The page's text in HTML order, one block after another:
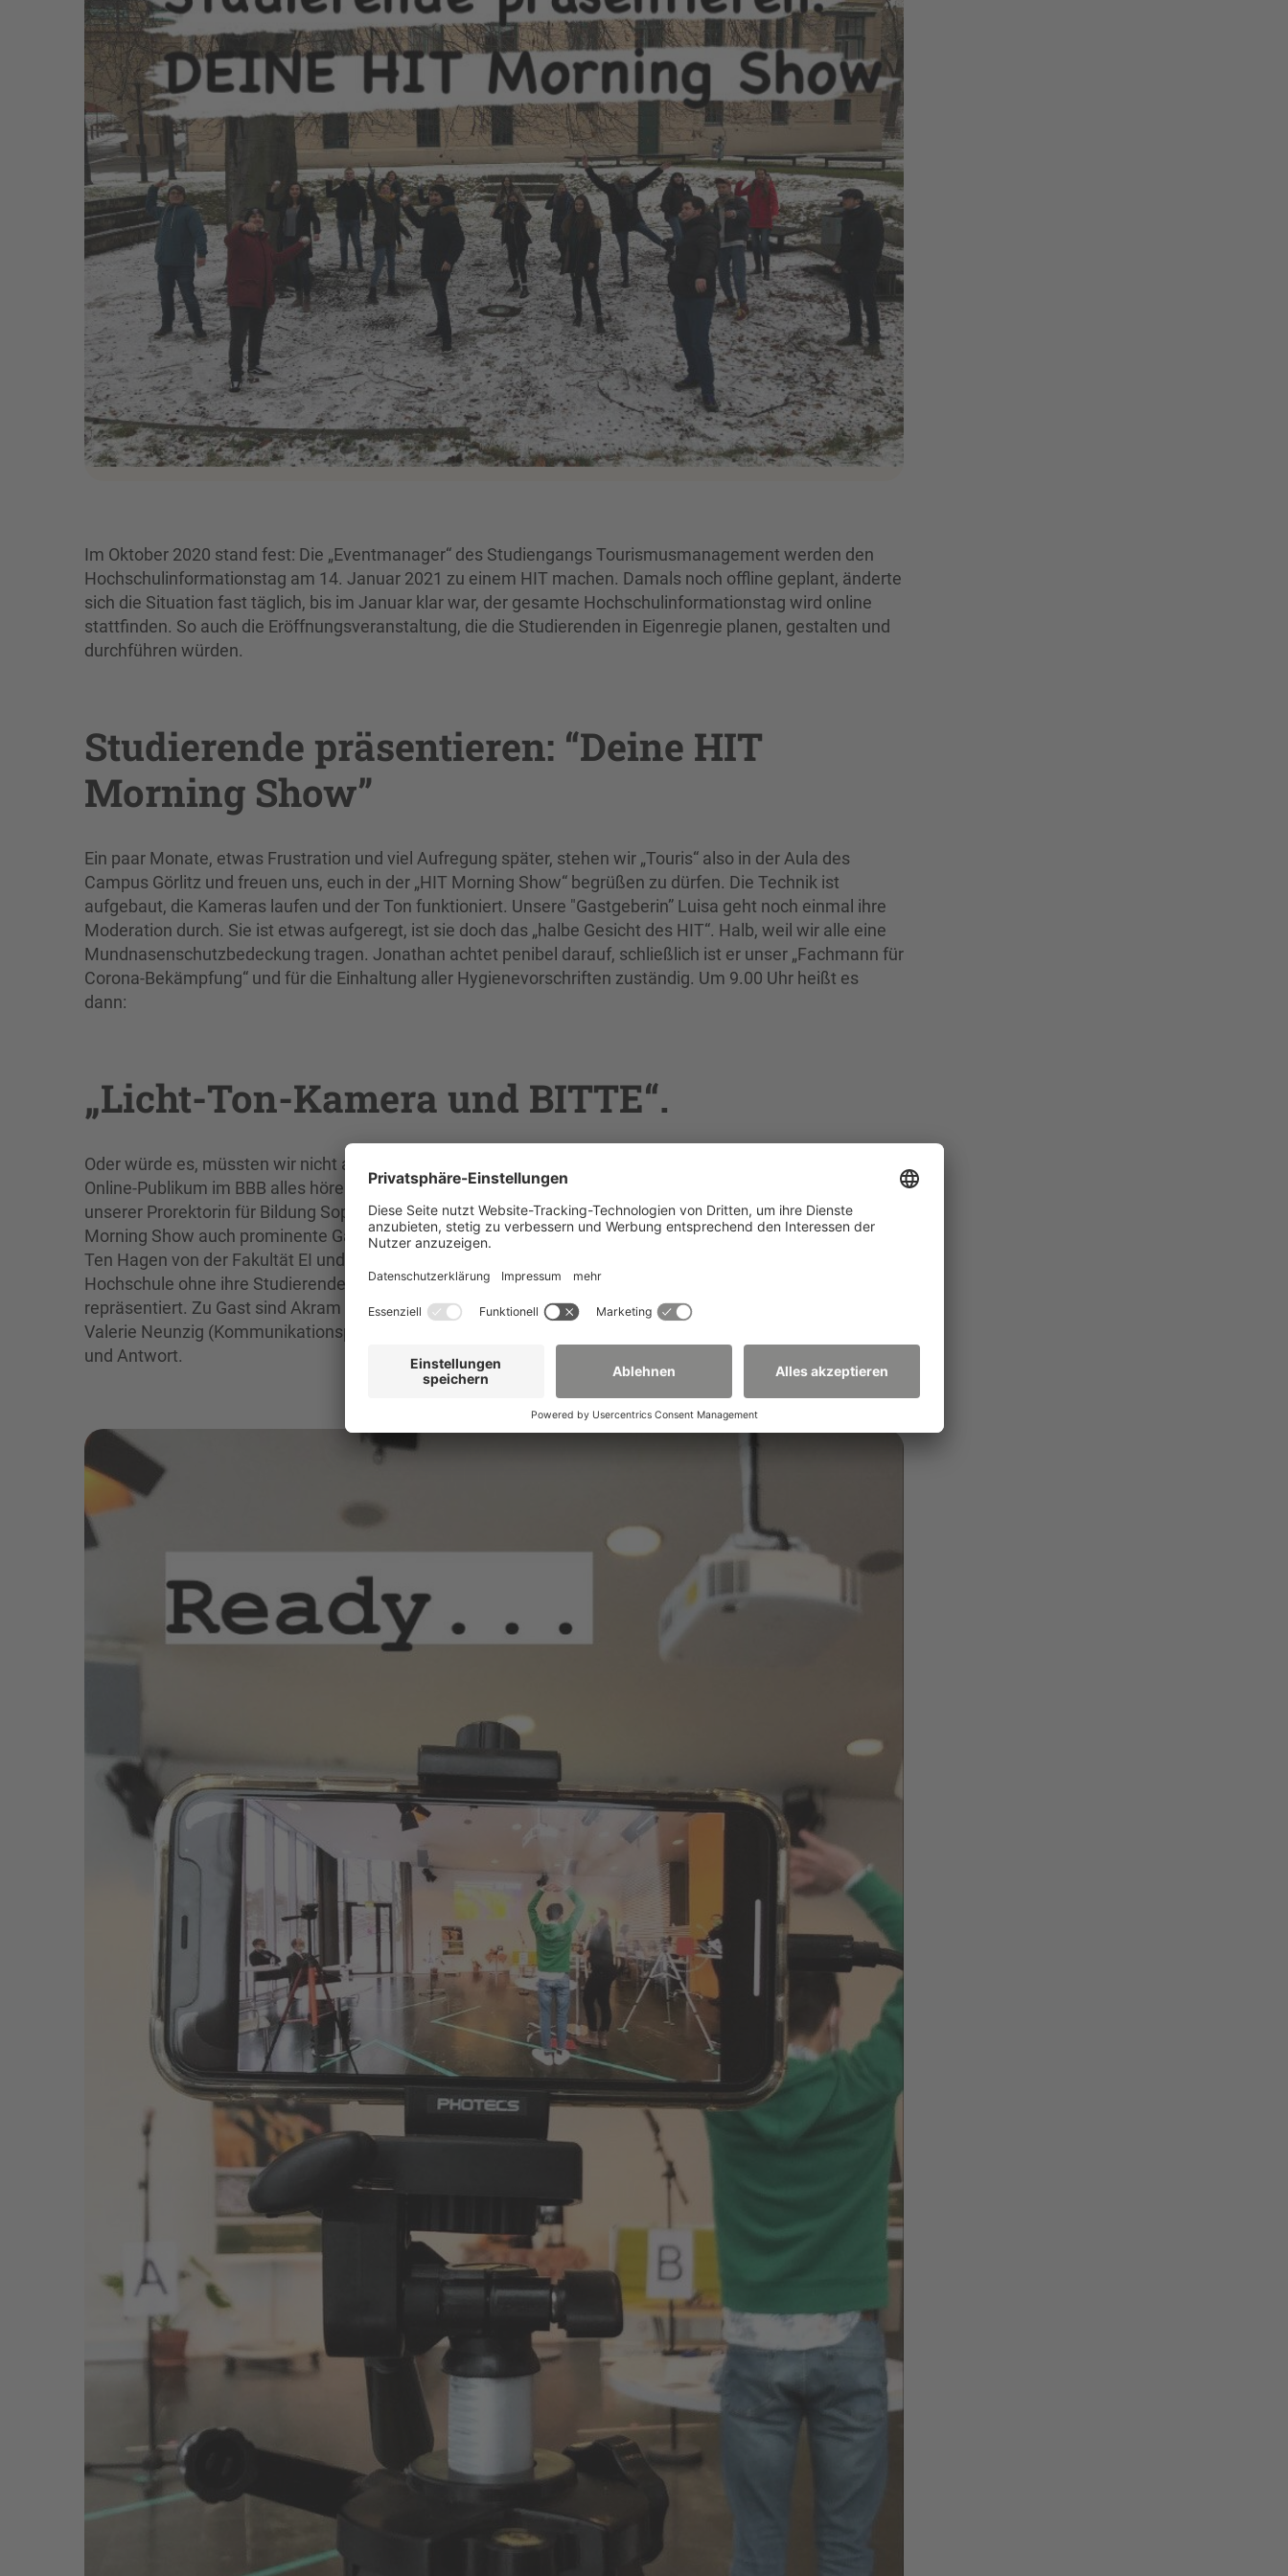
Im Oktober 2020 stand fest: Die „Eventmanager“ des Studiengangs Tourismusmanagement werden den
Hochschulinformationstag am 14. Januar 2021 zu einem HIT machen. Damals noch offline geplant, änderte
sich die Situation fast täglich, bis im Januar klar war, der gesamte Hochschulinformationstag wird online
stattfinden. So auch die Eröffnungsveranstaltung, die die Studierenden in Eigenregie planen, gestalten und
durchführen würden.
Studierende präsentieren: “Deine HIT
Morning Show”
Ein paar Monate, etwas Frustration und viel Aufregung später, stehen wir „Touris“ also in der Aula des
Campus Görlitz und freuen uns, euch in der „HIT Morning Show“ begrüßen zu dürfen. Die Technik ist
aufgebaut, die Kameras laufen und der Ton funktioniert. Unsere "Gastgeberin” Luisa geht noch einmal ihre
Moderation durch. Sie ist etwas aufgeregt, ist sie doch das „halbe Gesicht des HIT“. Halb, weil wir alle eine
Mundnasenschutzbedeckung tragen. Jonathan achtet penibel darauf, schließlich ist er unser „Fachmann für
Corona-Bekämpfung“ und für die Einhaltung aller Hygienevorschriften zuständig. Um 9.00 Uhr heißt es
dann:
„Licht-Ton-Kamera und BITTE“.
Oder würde es, müssten wir nicht alle mucksmäuschenstill sein, da die Mikrofone im Raum und somit das
Online-Publikum im BBB alles hören. Nach der Ansprache des Rektors und einem kurzen Interview mit
unserer Prorektorin für Bildung Sophia Keil beginnt unsere Morning Show. Und weil zu einer richtigen
Morning Show auch prominente Gäste gehören, dürfen wir Prof. Dr. Maiwald von der Fakultät MK, Prof. Dr.
Ten Hagen von der Fakultät EI und Prof. Dr. Hoff von der Fakultät S bei uns begrüßen. Aber was wäre eine
Hochschule ohne ihre Studierende? Also wird jede Fakultät auch durch studentischen Vertreter: innen
repräsentiert. Zu Gast sind Akram Ouzid (Tourismusmanagement), Hoang Hiep Nguyen (Informatik) und
Valerie Neunzig (Kommunikationspsychologie). In drei Fragerunden stehen unsere sechs Gäste Luisa Rede
und Antwort.